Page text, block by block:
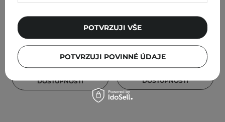
DOSTUPNOSTI
989,00 Kč
DOSTUPNOSTI
POTVRZUJI POVINNÉ ÚDAJE
POTVRZUJI VŠE